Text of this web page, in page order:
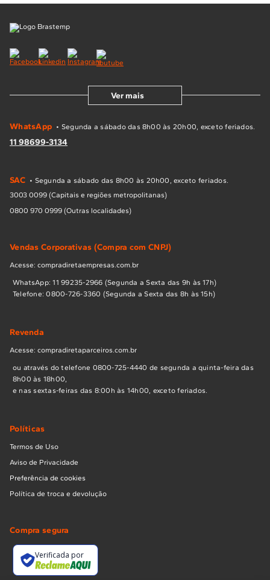
Ver mais
WhatsApp • Segunda a sábado das 8h00 às 20h00, exceto feriados.
11 98699-3134
SAC • Segunda a sábado das 8h00 às 20h00, exceto feriados.
3003 0099 (Capitais e regiões metropolitanas)
0800 970 0999 (Outras localidades)
Vendas Corporativas (Compra com CNPJ)
Acesse: compradiretaempresas.com.br
WhatsApp: 11 99235-2966 (Segunda a Sexta das 9h às 17h)
Telefone: 0800-726-3360 (Segunda a Sexta das 8h às 15h)
Revenda
Acesse: compradiretaparceiros.com.br
ou através do telefone 0800-725-4440 de segunda a quinta-feira das
8h00 às 18h00,
e nas sextas-feiras das 8:00h às 14h00, exceto feriados.
Políticas
Termos de Uso
Aviso de Privacidade
Preferência de cookies
Política de troca e devolução
Compra segura
Verificada por